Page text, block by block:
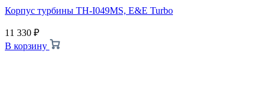
Корпус турбины TH-I049MS, E&E Turbo
11 330 ₽
В корзину